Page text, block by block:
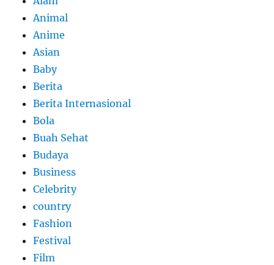
Animal
Anime
Asian
Baby
Berita
Berita Internasional
Bola
Buah Sehat
Budaya
Business
Celebrity
country
Fashion
Festival
Film